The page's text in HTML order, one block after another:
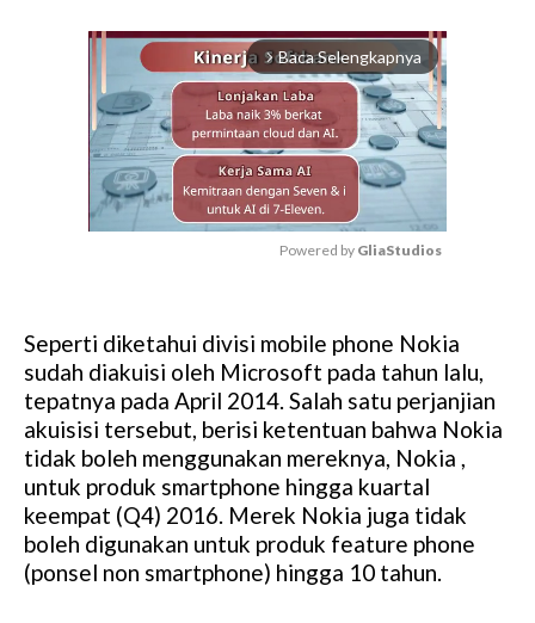
arrow_forward_ios Baca Selengkapnya
t
e
Powered by GliaStudios
Seperti diketahui divisi mobile phone Nokia
sudah diakuisi oleh Microsoft pada tahun lalu,
tepatnya pada April 2014. Salah satu perjanjian
akuisisi tersebut, berisi ketentuan bahwa Nokia
tidak boleh menggunakan mereknya, Nokia ,
untuk produk smartphone hingga kuartal
keempat (Q4) 2016. Merek Nokia juga tidak
boleh digunakan untuk produk feature phone
(ponsel non smartphone) hingga 10 tahun.